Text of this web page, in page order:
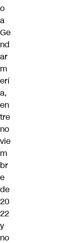
o
a
Ge
nd
ar
m
erí
a,
en
tre
no
vie
m
br
e
de
20
22
y
no